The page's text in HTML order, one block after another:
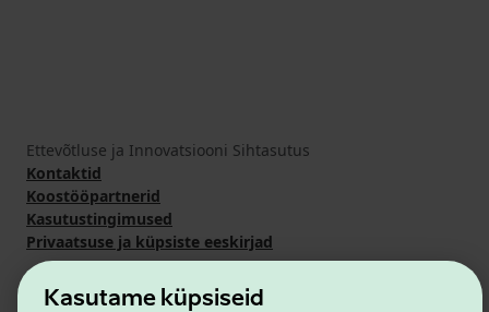
Kasutame küpsiseid
Ettevõtluse ja Innovatsiooni Sihtasutus
Kontaktid
Koostööpartnerid
Kasutustingimused
Privaatsuse ja küpsiste eeskirjad